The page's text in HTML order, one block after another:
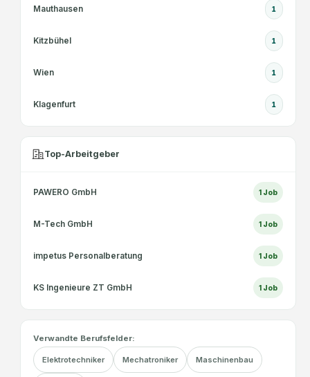
Mauthausen 1
Kitzbühel 1
Wien 1
Klagenfurt 1
Top-Arbeitgeber
PAWERO GmbH 1 Job
M-Tech GmbH 1 Job
impetus Personalberatung 1 Job
KS Ingenieure ZT GmbH 1 Job
Verwandte Berufsfelder:
Elektrotechniker Mechatroniker Maschinenbau